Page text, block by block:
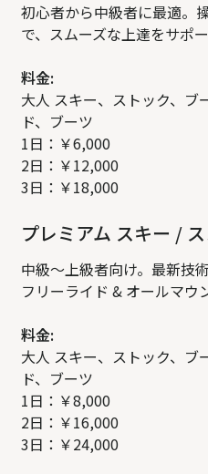
初心者から中級者に最適。
で、スムーズな上達をサポー
料金:
大人 スキー、ストック、ブ
ド、ブーツ
1日：￥6,000
2日：￥12,000
3日：￥18,000
プレミアム スキー /
中級〜上級者向け。最新技
フリーライド & オールマウ
料金:
大人 スキー、ストック、ブ
ド、ブーツ
1日：￥8,000
2日：￥16,000
3日：￥24,000